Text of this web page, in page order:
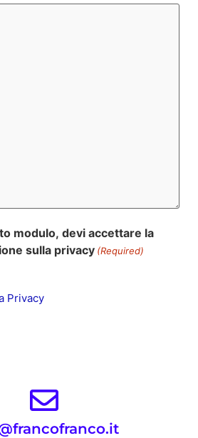
modulo, devi accettare la
sulla privacy (Required)
Privacy